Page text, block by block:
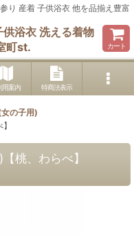
り 産着 子供浴衣 他を品揃え豊富
浴衣 洗える着物
町st.
カート
用案内 特商法表示
の子用)
桃、わらべ】